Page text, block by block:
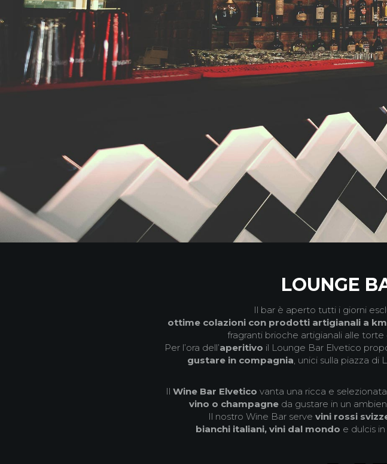
LOUNGE
Il bar è aperto tutti i giorni
ottime colazioni con prodotti artigianali a
fragranti brioche artigianali alle
Per l’ora dell’aperitivo il Lounge Bar Elvetico
gustare in compagnia , unici sulla piazza
Il Wine Bar Elvetico vanta una ricca e
vino o champagneda gustare in un
Il nostro Wine Bar serve vini rossi
bianchi italiani, vini dal mondo e dulcis